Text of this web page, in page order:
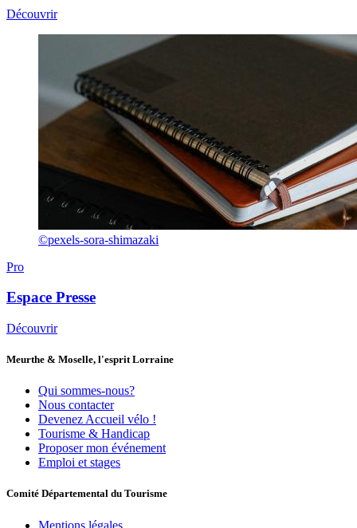
Découvrir
©pexels-sora-shimazaki
Pro
Espace Presse
Découvrir
Meurthe & Moselle, l'esprit Lorraine
Qui sommes-nous?
Nous contacter
Devenez Accueil vélo !
Tourisme & Handicap
Proposer mon événement
Emploi et stages
Comité Départemental du Tourisme
Mentions légales